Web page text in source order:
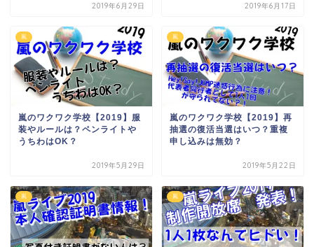
2019年6月29日 2019年6月17日
嵐
嵐のワクワク学校【2019】服
装やルールは？ペンライトや
うちわはOK？
2019年5月29日
嵐
嵐のワクワク学校【2019】再
抽選の復活当選はいつ？重複
申し込みは無効？
2019年5月22日
嵐 嵐